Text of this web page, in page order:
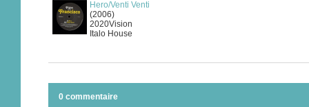
Hero/Venti Venti
(2006)
2020Vision
Italo House
0 commentaire